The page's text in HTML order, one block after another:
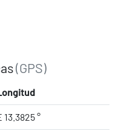
(GPS)
13.3825 °